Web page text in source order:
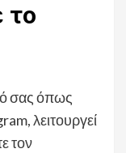
το
σας όπως
λειτουργεί
τον